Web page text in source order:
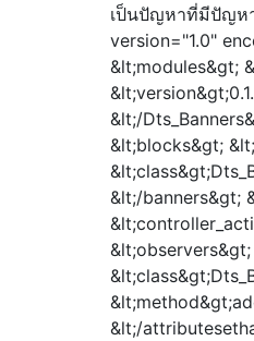
เป็นปัญหาที่มีปัญห
version="1.0"
&lt;modules&gt;
&lt;/
&lt;blocks&gt;
&lt;/banners&gt;
&lt;/